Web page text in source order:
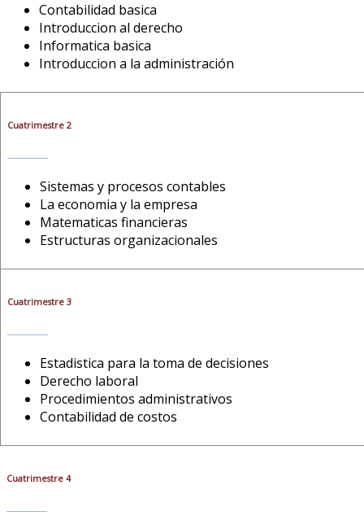
Contabilidad basica
Introduccion al derecho
Informatica basica
Introduccion a la administración
Cuatrimestre 2
Sistemas y procesos contables
La economia y la empresa
Matematicas financieras
Estructuras organizacionales
Cuatrimestre 3
Estadistica para la toma de decisiones
Derecho laboral
Procedimientos administrativos
Contabilidad de costos
Cuatrimestre 4